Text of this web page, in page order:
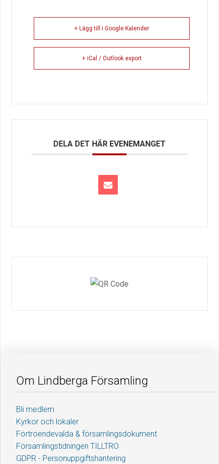
+ Lägg till i Google Kalender
+ iCal / Outlook export
DELA DET HÄR EVENEMANGET
Om Lindberga Församling
Bli medlem
Kyrkor och lokaler
Förtroendevalda & församlingsdokument
Församlingstidningen TILLTRO
GDPR - Personuppgiftshantering